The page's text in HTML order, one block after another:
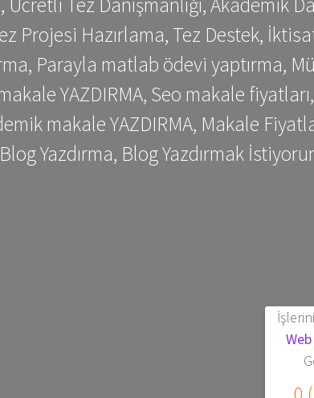
Projesi Hazırlama, Tez Destek,
Parayla matlab ödevi yaptırma,
YAZDIRMA, Seo makale fiyatları,
makale YAZDIRMA, Makale
Yazdırma, Blog Yazdırmak